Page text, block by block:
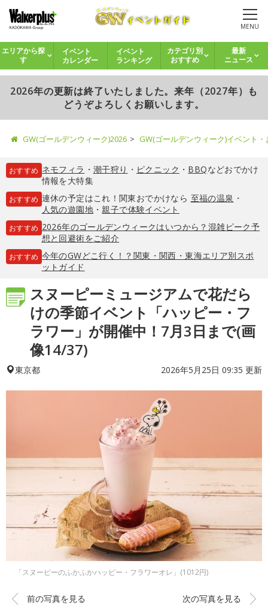
MENU
エリアから探
す
イベント
カレンダー
イベント
ランキング
カテゴリ別
おすすめ
最新
ニュース
2026年の更新は終了いたしました。来年（2027年）も
どうぞよろしくお願いします。
GW(ゴールデンウィーク)2026 GW(ゴールデンウィーク)イベント
おすすめ ネモフィラ ・ 潮干狩り ・ ピクニック ・ BBQなどおでかけ
情報を大特集
おすすめ 連休の予定はこれ！関東おでかけなら 至福の温泉 ・
人気の遊園地・親子で体験イベント
おすすめ 2026年のゴールデンウィークはいつから？混雑ピーク予
想と回避術をご紹介
おすすめ 今年のGWどこ行く！？関東・関西・東海エリア別スポ
ットガイド
スヌーピーミュージアムで花だら
けの季節イベント「ハッピー・フ
ラワー」が開催中！7月3日まで(画
像14/37)
東京都 2026年5月25日 09:35 更新
「スヌーピーのふかふかハッピー・フラワーオレ」(1012円)
前の写真を見る 次の写真を見る